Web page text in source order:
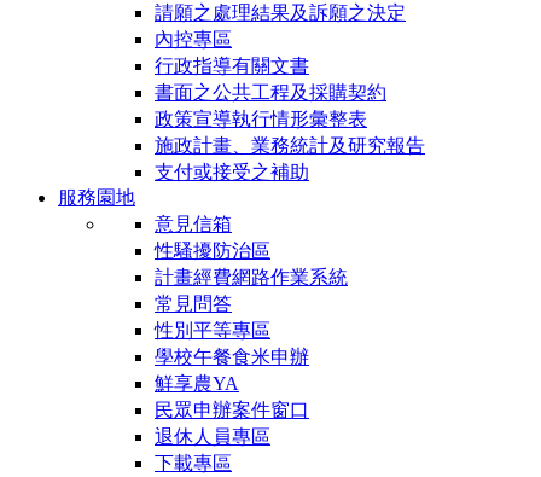
請願之處理結果及訴願之決定
內控專區
行政指導有關文書
書面之公共工程及採購契約
政策宣導執行情形彙整表
施政計畫、業務統計及研究報告
支付或接受之補助
服務園地
意見信箱
性騷擾防治區
計畫經費網路作業系統
常見問答
性別平等專區
學校午餐食米申辦
鮮享農YA
民眾申辦案件窗口
退休人員專區
下載專區